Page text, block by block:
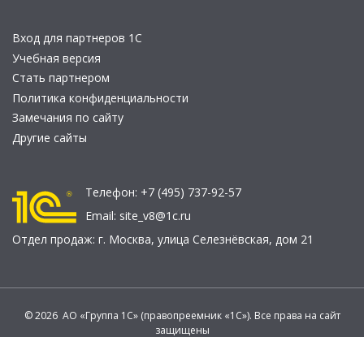
Вход для партнеров 1С
Учебная версия
Стать партнером
Политика конфиденциальности
Замечания по сайту
Другие сайты
Телефон: +7 (495) 737-92-57
Email: site_v8@1c.ru
Отдел продаж: г. Москва, улица Селезнёвская, дом 21
© 2026 АО «Группа 1С» (правопреемник «1С»). Все права на сайт
защищены